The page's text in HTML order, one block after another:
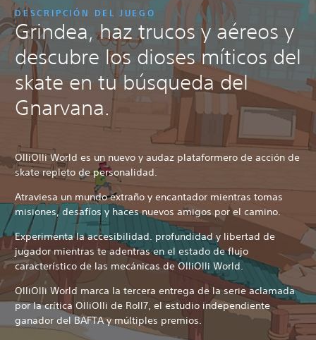
DESCRIPCIÓN DEL JUEGO
Grindea, haz trucos y aéreos y
descubre los dioses míticos del
skate en tu búsqueda del
Gnarvana.
OlliOlli World es un nuevo y audaz plataformero de acción de
skate repleto de personalidad.
Atraviesa un mundo extraño y encantador mientras tomas
misiones, desafíos y haces nuevos amigos por el camino.
Experimenta la accesibilidad. profundidad y libertad de
jugador mientras te adentras en el estado de flujo
característico de las mecánicas de OlliOlli World.
OlliOlli World marca la tercera entrega de la serie aclamada
por la crítica OlliOlli de Roll7, el estudio independiente
ganador del BAFTA y múltiples premios.